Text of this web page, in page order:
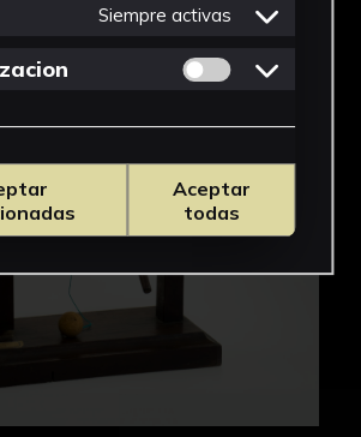
IMÁGENES
Siempre activas
Permitir cookies
Aceptar
todas